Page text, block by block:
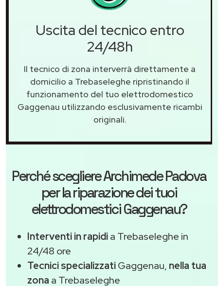
Uscita del tecnico entro
24/48h
Il tecnico di zona interverrà direttamente a
domicilio a Trebaseleghe ripristinando il
funzionamento del tuo elettrodomestico
Gaggenau utilizzando esclusivamente ricambi
originali.
Perché scegliereArchimede Padova
per la riparazione dei tuoi
elettrodomestici Gaggenau?
Interventi in rapidia Trebaseleghe in
24/48 ore
Tecnici specializzatiGaggenau, nella tua
zona a Trebaseleghe